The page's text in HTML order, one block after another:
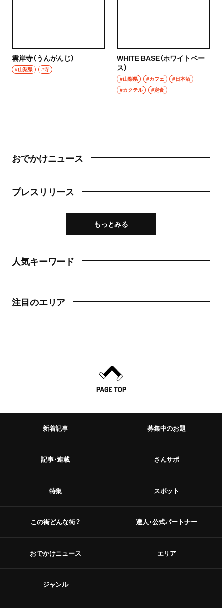
雲岸寺（うんがんじ）
#山梨県 #寺
WHITE BASE（ホワイトベー
ス）
#山梨県 #カフェ
#日本酒
#カクテル
#定食
おでかけニュース
プレスリリース
もっとみる
人気キーワード
注目のエリア
PAGE TOP
新着記事
記事・連載
特集
この街どんな街？
おでかけニュース
募集中のお題
さんサポ
スポット
達人・公式パートナー
エリア
ジャンル